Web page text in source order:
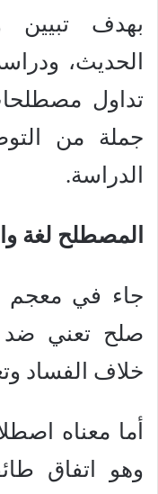
بهدف تبيين
الحديث،
تداول
جملة من
الدراسة.
المصطلح لغة
صلح تعني ضد
خلاف الفساد
أما معناه
وهو اتفاق